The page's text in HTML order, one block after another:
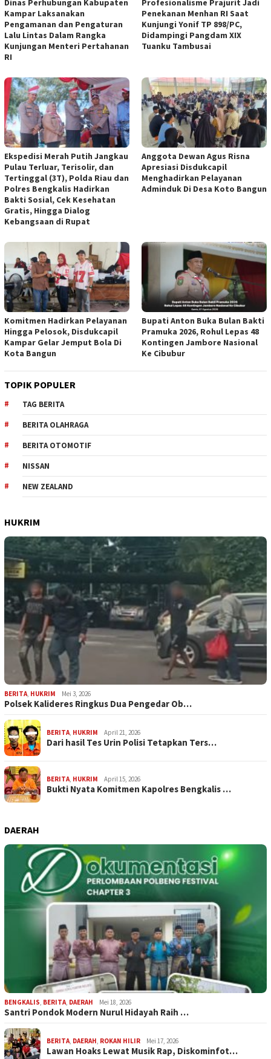
Dinas Perhubungan Kabupaten
Kampar Laksanakan
Pengamanan dan Pengaturan
Lalu Lintas Dalam Rangka
Kunjungan Menteri Pertahanan
RI
Profesionalisme Prajurit Jadi
Penekanan Menhan RI Saat
Kunjungi Yonif TP 898/PC,
Didampingi Pangdam XIX
Tuanku Tambusai
Ekspedisi Merah Putih Jangkau
Pulau Terluar, Terisolir, dan
Tertinggal (3T), Polda Riau dan
Polres Bengkalis Hadirkan
Bakti Sosial, Cek Kesehatan
Gratis, Hingga Dialog
Kebangsaan di Rupat
Anggota Dewan Agus Risna
Apresiasi Disdukcapil
Menghadirkan Pelayanan
Adminduk Di Desa Koto Bangun
Komitmen Hadirkan Pelayanan
Hingga Pelosok, Disdukcapil
Kampar Gelar Jemput Bola Di
Kota Bangun
Bupati Anton Buka Bulan Bakti
Pramuka 2026, Rohul Lepas 48
Kontingen Jambore Nasional
Ke Cibubur
TOPIK POPULER
TAG BERITA
BERITA OLAHRAGA
BERITA OTOMOTIF
NISSAN
NEW ZEALAND
HUKRIM
BERITA, HUKRIM Mei 3, 2026
Polsek Kalideres Ringkus Dua Pengedar Ob…
BERITA, HUKRIM April 21, 2026
Dari hasil Tes Urin Polisi Tetapkan Ters…
BERITA, HUKRIM April 15, 2026
Bukti Nyata Komitmen Kapolres Bengkalis …
DAERAH
BENGKALIS, BERITA, DAERAH Mei 18, 2026
Santri Pondok Modern Nurul Hidayah Raih …
BERITA, DAERAH, ROKAN HILIR Mei 17, 2026
Lawan Hoaks Lewat Musik Rap, Diskominfot…